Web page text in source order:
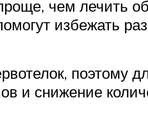
чем лечить
избежать
поэтому
и снижение